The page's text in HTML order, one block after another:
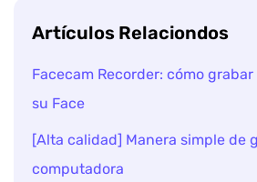
Artículos Relaciondos
Facecam Recorder: cómo
su Face
[Alta calidad] Manera simple de
computadora